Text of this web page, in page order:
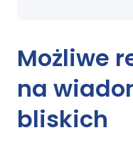
Możliwe
na
bliskich